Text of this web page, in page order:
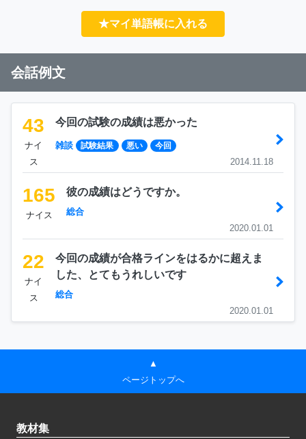
★マイ単語帳に入れる
会話例文
43
ナイ
ス
今回の試験の成績は悪かった
雑談 試験結果 悪い 今回
2014.11.18
165
ナイス
彼の成績はどうですか。
総合
2020.01.01
22
ナイ
ス
今回の成績が合格ラインをはるかに超えま
した、とてもうれしいです
総合
2020.01.01
▲
ページトップへ
教材集